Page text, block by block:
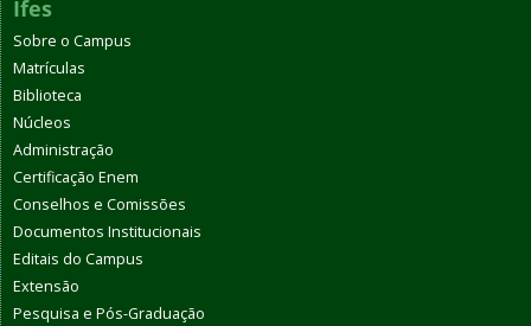
Ifes
Sobre o Campus
Matrículas
Biblioteca
Núcleos
Administração
Certificação Enem
Conselhos e Comissões
Documentos Institucionais
Editais do Campus
Extensão
Pesquisa e Pós-Graduação